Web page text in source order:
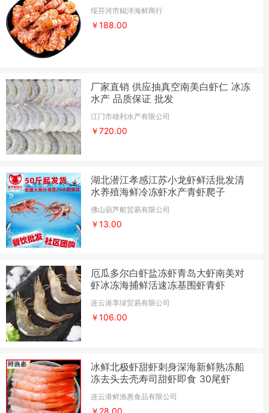
绥芬河市鲲洋海鲜商行
￥188.00
厂家直销 供应抽真空南美白虾仁 冰冻
水产 品质保证 批发
江门市雄利水产有限公司
￥720.00
湖北潜江孝感江苏小龙虾鲜活批发清
水养殖海鲜冷冻虾水产青虾爬子
佛山葫芦船贸易有限公司
￥13.00
厄瓜多尔白虾盐冻虾青岛大虾南美对
虾冰冻海捕鲜活速冻基围虾青虾
连云港享绿贸易有限公司
￥106.00
冰鲜北极虾甜虾刺身深海新鲜熟冻船
冻去头去壳寿司甜虾即食 30尾虾
连云港鲜渔惠食品有限公司
￥28.00